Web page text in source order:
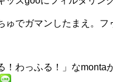
ゅでガマンしたまえ。フ
！わっふる！」なmonta